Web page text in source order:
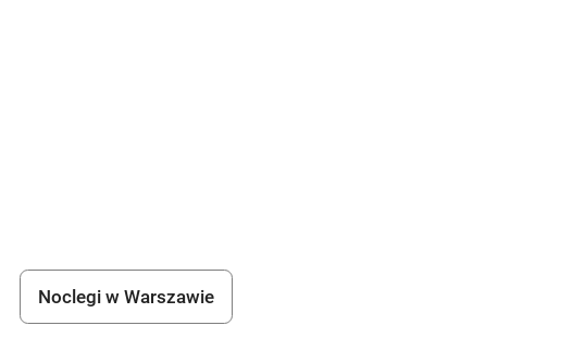
Noclegi w Warszawie